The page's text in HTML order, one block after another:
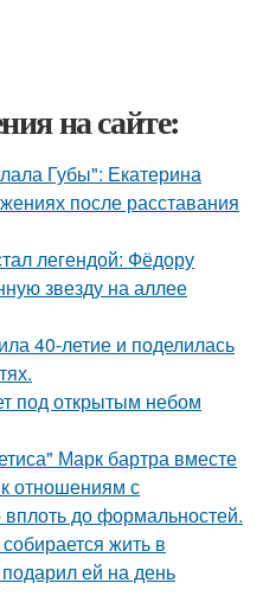
на сайте:
Губы": Екатерина
после расставания
легендой: Фёдору
звезду на аллее
40-летие и поделилась
под открытым небом
Марк бартра вместе
отношениям с
до формальностей.
жить в
ей на день